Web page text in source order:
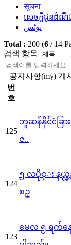
सूचना
សេចក្តីជូនដំណឹ
نوٹس
Total : 200 (6 / 14
검색 항목
공지사항(my) 게
번
호
125
ဘူဆန်နိုင်ငံခြာ
ဇ..
124
၅ လပိုင္း န
စဥ္
123
မေလ ၅ ရက်နေ့